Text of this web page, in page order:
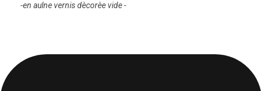
-en aulne vernis dècorèe vide -